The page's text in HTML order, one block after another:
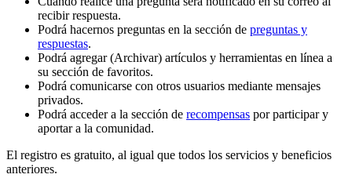
recibir respuesta.
Podrá hacernos preguntas en la sección de preguntas y
respuestas.
Podrá agregar (Archivar) artículos y herramientas en línea a
su sección de favoritos.
Podrá comunicarse con otros usuarios mediante mensajes
privados.
Podrá acceder a la sección de recompensas por participar y
aportar a la comunidad.
El registro es gratuito, al igual que todos los servicios y beneficios
anteriores.